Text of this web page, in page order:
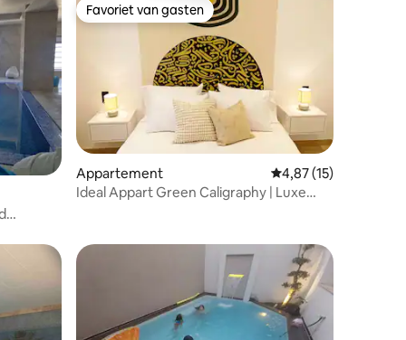
Favoriet van gasten
Favoriet van gasten
Appartement Gemiddelde
4,87 (15)
Ideal Appart Green Caligraphy | Luxe